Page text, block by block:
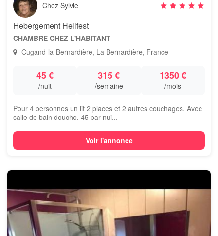
Chez Sylvie
Hebergement Hellfest
CHAMBRE CHEZ L'HABITANT
Cugand-la-Bernardière, La Bernardière, France
45 €
/nuit
315 €
/semaine
1350 €
/mois
Pour 4 personnes un lit 2 places et 2 autres couchages. Avec
salle de bain douche. 45 par nui...
Voir l'annonce